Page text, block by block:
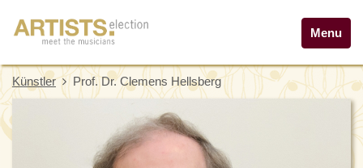
Menu
Künstler Prof. Dr. Clemens Hellsberg